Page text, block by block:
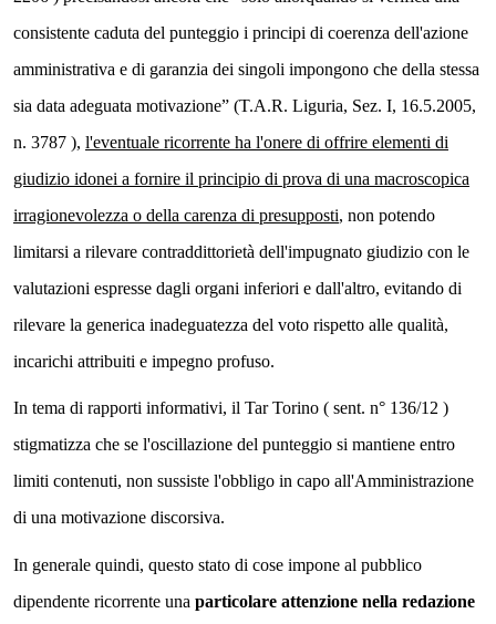
consistente caduta del punteggio i principi di coerenza dell'azione
amministrativa e di garanzia dei singoli impongono che della stessa
sia data adeguata motivazione” (T.A.R. Liguria, Sez. I, 16.5.2005,
n. 3787 ), l'eventuale ricorrente ha l'onere di offrire elementi di
giudizio idonei a fornire il principio di prova di una macroscopica
irragionevolezza o della carenza di presupposti, non potendo
limitarsi a rilevare contraddittorietà dell'impugnato giudizio con le
valutazioni espresse dagli organi inferiori e dall'altro, evitando di
rilevare la generica inadeguatezza del voto rispetto alle qualità,
incarichi attribuiti e impegno profuso.
In tema di rapporti informativi, il Tar Torino ( sent. n° 136/12 )
stigmatizza che se l'oscillazione del punteggio si mantiene entro
limiti contenuti, non sussiste l'obbligo in capo all'Amministrazione
di una motivazione discorsiva.
In generale quindi, questo stato di cose impone al pubblico
dipendente ricorrente una particolare attenzione nella redazione